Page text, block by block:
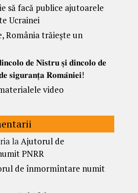
să facă publice ajutoarele
Ucrainei
România trăiește un
𝐝𝐞 𝐍𝐢𝐬𝐭𝐫𝐮 𝐬̦𝐢 𝐝𝐢𝐧𝐜𝐨𝐥𝐨 𝐝𝐞
𝐬𝐢𝐠𝐮𝐫𝐚𝐧𝐭̦𝐚 𝐑𝐨𝐦𝐚̂𝐧𝐢𝐞𝐢!
video
laAjutorul de
PNRR
de înmormîntare numit